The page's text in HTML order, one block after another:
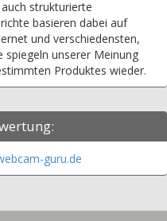
strukturierte
basieren dabei auf
und verschiedensten,
spiegeln unserer Meinung
Produktes wieder.